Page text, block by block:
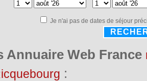
Je n'ai pas de dates de séjour
Annuaire Web France
: